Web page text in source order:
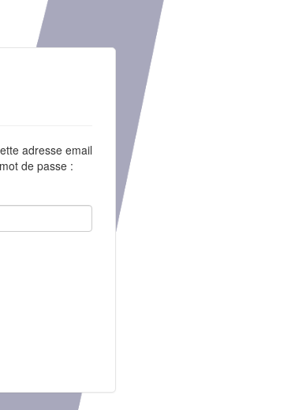
adresse email
de passe :